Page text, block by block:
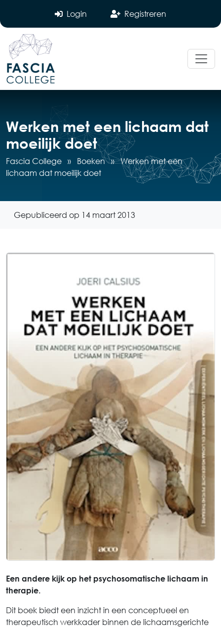
Login Registreren
Werken met een lichaam dat
moeilijk doet
Fascia College » Boeken » Werken met een
lichaam dat moeilijk doet
Gepubliceerd op 14 maart 2013
Een andere kijk op het psychosomatische lichaam in
therapie.
Dit boek biedt een inzicht in een conceptueel en
therapeutisch werkkader binnen de lichaamsgerichte